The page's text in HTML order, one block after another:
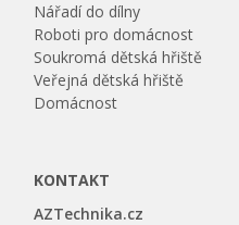
Nářadí do dílny
Roboti pro domácnost
Soukromá dětská hřiště
Veřejná dětská hřiště
Domácnost
KONTAKT
AZTechnika.cz